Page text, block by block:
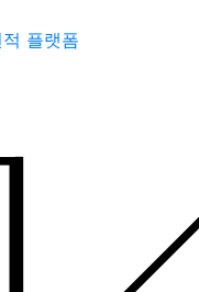
플랫폼